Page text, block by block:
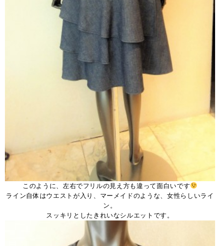
このように、左右でフリルの見え方も違って面白いです
ライン自体はウエストが入り、マーメイドのような、女性らしいライ
ン。
スッキリとしたきれいなシルエットです。